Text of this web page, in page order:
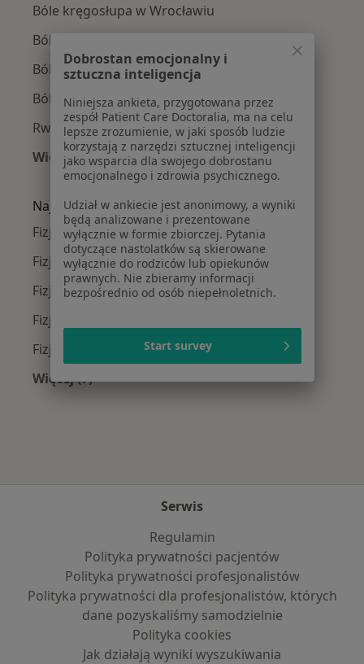
Bóle kręgosłupa w Wrocławiu
Ból barku w Wrocławiu
Ból biodra w Wrocławiu
Ból kolana w Wrocławiu
Rwa kulszowa w Wrocławiu
Więcej (15)
Więcej w kategorii: Najczęście leczone
Najpopularniejsze ubezpieczenia
Fizjoterapeuci z Allianz w Wrocławiu
Fizjoterapeuci z Medicover w Wrocławiu
Fizjoterapeuci z POLMED w Wrocławiu
Fizjoterapeuci z INTER Polska w Wrocławiu
Fizjoterapeuci z Compensa w Wrocławiu
Więcej (7)
Serwis
Regulamin
Polityka prywatności pacjentów
Polityka prywatności profesjonalistów
Polityka prywatności dla profesjonalistów, których
dane pozyskaliśmy samodzielnie
Polityka cookies
Jak działają wyniki wyszukiwania
Dobrostan emocjonalny i
sztuczna inteligencja
Niniejsza ankieta, przygotowana przez
zespół Patient Care Doctoralia, ma na celu
lepsze zrozumienie, w jaki sposób ludzie
korzystają z narzędzi sztucznej inteligencji
jako wsparcia dla swojego dobrostanu
emocjonalnego i zdrowia psychicznego.
Udział w ankiecie jest anonimowy, a wyniki
będą analizowane i prezentowane
wyłącznie w formie zbiorczej. Pytania
dotyczące nastolatków są skierowane
wyłącznie do rodziców lub opiekunów
prawnych. Nie zbieramy informacji
bezpośrednio od osób niepełnoletnich.
Start survey